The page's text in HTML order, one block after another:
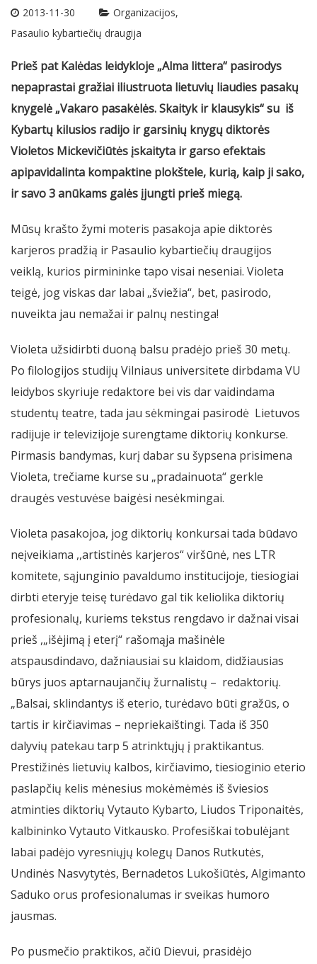
2013-11-30
Organizacijos
Pasaulio kybartiečių draugija
Prieš pat Kalėdas leidykloje „Alma littera“ pasirodys
nepaprastai gražiai iliustruota lietuvių liaudies pasakų
knygelė „Vakaro pasakėlės. Skaityk ir klausykis“ su iš
Kybartų kilusios radijo ir garsinių knygų diktorės
Violetos Mickevičiūtės įskaityta ir garso efektais
apipavidalinta kompaktine plokštele, kurią, kaip ji sako,
ir savo 3 anūkams galės įjungti prieš miegą.
Mūsų krašto žymi moteris pasakoja apie diktorės
karjeros pradžią ir Pasaulio kybartiečių draugijos
veiklą, kurios pirmininke tapo visai neseniai. Violeta
teigė, jog viskas dar labai „šviežia“, bet, pasirodo,
nuveikta jau nemažai ir palnų nestinga!
Violeta užsidirbti duoną balsu pradėjo prieš 30 metų.
Po filologijos studijų Vilniaus universitete dirbdama VU
leidybos skyriuje redaktore bei vis dar vaidindama
studentų teatre, tada jau sėkmingai pasirodė Lietuvos
radijuje ir televizijoje surengtame diktorių konkurse.
Pirmasis bandymas, kurį dabar su šypsena prisimena
Violeta, trečiame kurse su „pradainuota“ gerkle
draugės vestuvėse baigėsi nesėkmingai.
Violeta pasakojoa, jog diktorių konkursai tada būdavo
neįveikiama ,,artistinės karjeros“ viršūnė, nes LTR
komitete, sąjunginio pavaldumo institucijoje, tiesiogiai
dirbti eteryje teisę turėdavo gal tik keliolika diktorių
profesionalų, kuriems tekstus rengdavo ir dažnai visai
prieš ,„išėjimą į eterį“ rašomąja mašinėle
atspausdindavo, dažniausiai su klaidom, didžiausias
būrys juos aptarnaujančių žurnalistų – redaktorių.
„Balsai, sklindantys iš eterio, turėdavo būti gražūs, o
tartis ir kirčiavimas – nepriekaištingi. Tada iš 350
dalyvių patekau tarp 5 atrinktųjų į praktikantus.
Prestižinės lietuvių kalbos, kirčiavimo, tiesioginio eterio
paslapčių kelis mėnesius mokėmėmės iš šviesios
atminties diktorių Vytauto Kybarto, Liudos Triponaitės,
kalbininko Vytauto Vitkausko. Profesiškai tobulėjant
labai padėjo vyresniųjų kolegų Danos Rutkutės,
Undinės Nasvytytės, Bernadetos Lukošiūtės, Algimanto
Saduko orus profesionalumas ir sveikas humoro
jausmas.
Po pusmečio praktikos, ačiū Dievui, prasidėjo